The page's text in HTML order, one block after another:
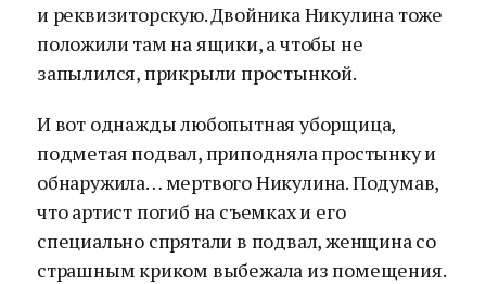
и реквизиторскую. Двойника Никулина тоже
положили там на ящики, а чтобы не
запылился, прикрыли простынкой.
И вот однажды любопытная уборщица,
подметая подвал, приподняла простынку и
обнаружила… мертвого Никулина. Подумав,
что артист погиб на съемках и его
специально спрятали в подвал, женщина со
страшным криком выбежала из помещения.